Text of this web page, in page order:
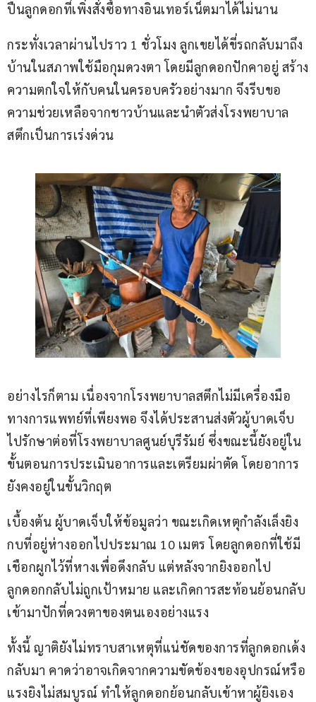
ปืนลูกดอกที่เพิ่งสั่งซื้อทางอินเทอร์เน็ตมาได้ไม่นาน
กระทั่งเวลาผ่านไปราว 1 ชั่วโมง ลูกเขยได้ขี่รถกลับมาถึง
บ้านในสภาพใช้มือกุมดวงตา โดยมีลูกดอกปักคาอยู่ สร้าง
ความตกใจให้กับคนในครอบครัวอย่างมาก จึงรีบขอ
ความช่วยเหลือจากชาวบ้านและนำตัวส่งโรงพยาบาล
สตึกเป็นการเร่งด่วน
อย่างไรก็ตาม เนื่องจากโรงพยาบาลสตึกไม่มีเครื่องมือ
ทางการแพทย์ที่เพียงพอ จึงได้ประสานส่งตัวผู้บาดเจ็บ
ไปรักษาต่อที่โรงพยาบาลศูนย์บุรีรัมย์ ซึ่งขณะนี้ยังอยู่ใน
ขั้นตอนการประเมินอาการและเตรียมผ่าตัด โดยอาการ
ยังคงอยู่ในขั้นวิกฤต
เบื้องต้น ผู้บาดเจ็บให้ข้อมูลว่า ขณะเกิดเหตุกำลังเล็งยิง
กบที่อยู่ห่างออกไปประมาณ 10 เมตร โดยลูกดอกที่ใช้มี
เชือกผูกไว้ที่หางเพื่อดึงกลับ แต่หลังจากยิงออกไป
ลูกดอกกลับไม่ถูกเป้าหมาย และเกิดการสะท้อนย้อนกลับ
เข้ามาปักที่ดวงตาของตนเองอย่างแรง
ทั้งนี้ ญาติยังไม่ทราบสาเหตุที่แน่ชัดของการที่ลูกดอกเด้ง
กลับมา คาดว่าอาจเกิดจากความขัดข้องของอุปกรณ์หรือ
แรงยิงไม่สมบูรณ์ ทำให้ลูกดอกย้อนกลับเข้าหาผู้ยิงเอง